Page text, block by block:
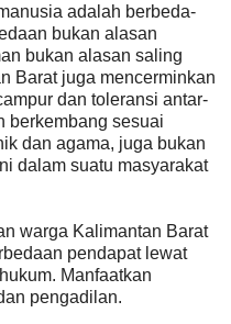
adalah berbeda-
bukan alasan
bukan alasan saling
Barat juga mencerminkan
dan toleransi antar-
berkembang sesuai
dan agama, juga bukan
dalam suatu masyarakat
warga Kalimantan Barat
pendapat lewat
Manfaatkan
pengadilan.